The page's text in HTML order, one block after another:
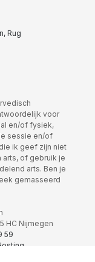
Rug
voor
en/of fysiek,
sessie en/of
ik geef zijn niet
arts, of gebruik je
arts. Ben je
gemasseerd
HC Nijmegen
59